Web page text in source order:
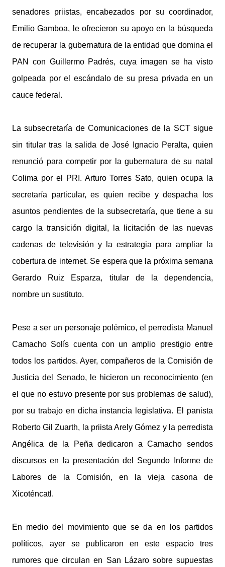
senadores priistas, encabezados por su coordinador,
Emilio Gamboa, le ofrecieron su apoyo en la búsqueda
de recuperar la gubernatura de la entidad que domina el
PAN con Guillermo Padrés, cuya imagen se ha visto
golpeada por el escándalo de su presa privada en un
cauce federal.
La subsecretaría de Comunicaciones de la SCT sigue
sin titular tras la salida de José Ignacio Peralta, quien
renunció para competir por la gubernatura de su natal
Colima por el PRI. Arturo Torres Sato, quien ocupa la
secretaría particular, es quien recibe y despacha los
asuntos pendientes de la subsecretaría, que tiene a su
cargo la transición digital, la licitación de las nuevas
cadenas de televisión y la estrategia para ampliar la
cobertura de internet. Se espera que la próxima semana
Gerardo Ruiz Esparza, titular de la dependencia,
nombre un sustituto.
Pese a ser un personaje polémico, el perredista Manuel
Camacho Solís cuenta con un amplio prestigio entre
todos los partidos. Ayer, compañeros de la Comisión de
Justicia del Senado, le hicieron un reconocimiento (en
el que no estuvo presente por sus problemas de salud),
por su trabajo en dicha instancia legislativa. El panista
Roberto Gil Zuarth, la priista Arely Gómez y la perredista
Angélica de la Peña dedicaron a Camacho sendos
discursos en la presentación del Segundo Informe de
Labores de la Comisión, en la vieja casona de
Xicoténcatl.
En medio del movimiento que se da en los partidos
políticos, ayer se publicaron en este espacio tres
rumores que circulan en San Lázaro sobre supuestas